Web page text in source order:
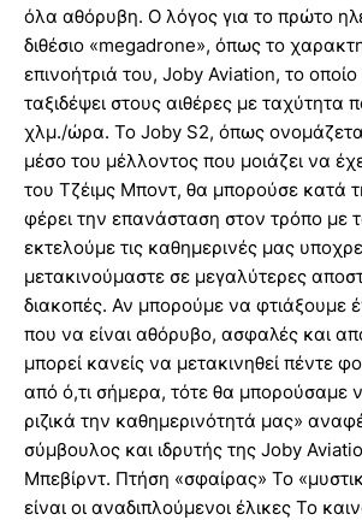
όλα αθόρυβη. Ο λόγος για το πρώτο
διθέσιο «megadrone», όπως το
επινοήτριά του, Joby Aviation, το
ταξιδέψει στους αιθέρες με ταχύτητα
χλμ./ώρα. Το Joby S2, όπως
μέσο του μέλλοντος που μοιάζει να
του Τζέιμς Μποντ, θα μπορούσε κατά
φέρει την επανάσταση στον τρόπο με
εκτελούμε τις καθημερινές μας
μετακινούμαστε σε μεγαλύτερες
διακοπές. Αν μπορούμε να φτιάξουμε
που να είναι αθόρυβο, ασφαλές και
μπορεί κανείς να μετακινηθεί πέντε
από ό,τι σήμερα, τότε θα μπορούσαμε
ριζικά την καθημερινότητά μας»
σύμβουλος και ιδρυτής της Joby
Μπεβίρντ. Πτήση «σφαίρας» Το
είναι οι αναδιπλούμενοι έλικες Το